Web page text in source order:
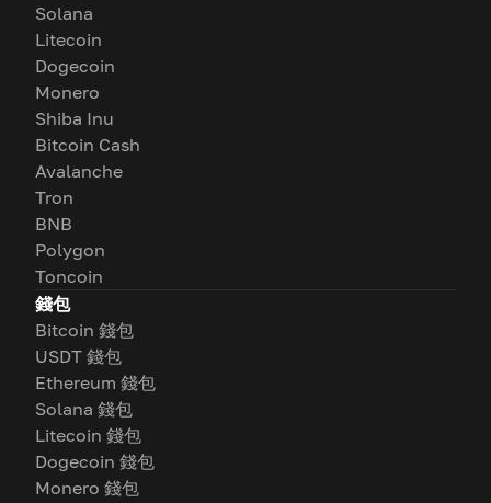
Solana
Litecoin
Dogecoin
Monero
Shiba Inu
Bitcoin Cash
Avalanche
Tron
BNB
Polygon
Toncoin
錢包
Bitcoin 錢包
USDT 錢包
Ethereum 錢包
Solana 錢包
Litecoin 錢包
Dogecoin 錢包
Monero 錢包